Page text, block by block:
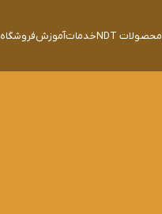
محصولات NDT خدماتآموزشفروشگاه